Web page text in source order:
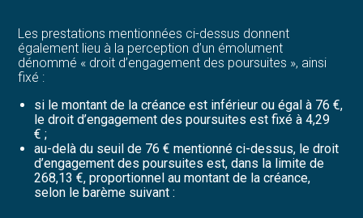
Les prestations mentionnées ci-dessus donnent
également lieu à la perception d’un émolument
dénommé « droit d’engagement des poursuites », ainsi
fixé :
si le montant de la créance est inférieur ou égal à 76 €,
le droit d’engagement des poursuites est fixé à 4,29
€ ;
au-delà du seuil de 76 € mentionné ci-dessus, le droit
d’engagement des poursuites est, dans la limite de
268,13 €, proportionnel au montant de la créance,
selon le barème suivant :